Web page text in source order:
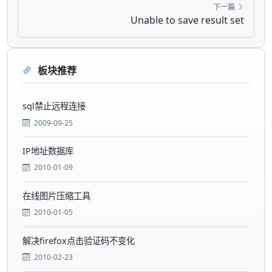
下一篇
Unable to save result set
板块推荐
sql禁止远程连接
2009-09-25
IP地址数据库
2010-01-09
在线图片压缩工具
2010-01-05
解决firefox点击验证码不变化
2010-02-23